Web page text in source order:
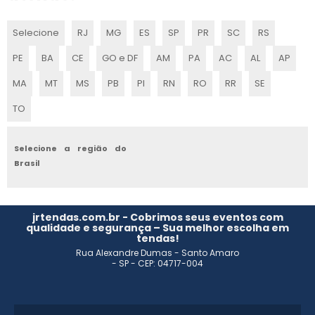
CENOGRAFIA DE FESTAS
CENOGRAFIA SP
CENOGRAFIA PARA TEATRO
EMPRESAS DE CENOGRAFIA PARA EVENTOS
Selecione RJ MG ES SP PR SC
RS
PE
BA CE GO e DF AM PA AC AL
AP
MA
MT MS PB PI RN RO RR
SE
TO
Selecione a região do
Brasil
jrtendas.com.br - Cobrimos seus eventos com
qualidade e segurança – Sua melhor escolha em
tendas!
Rua Alexandre Dumas - Santo Amaro
- SP - CEP: 04717-004